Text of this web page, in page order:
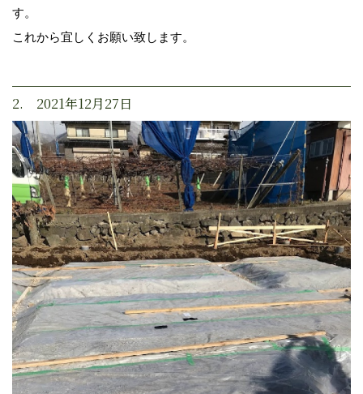
す。
これから宜しくお願い致します。
2. 2021年12月27日